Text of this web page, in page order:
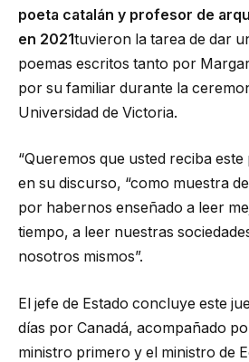
poeta catalán y profesor de
en 2021tuvieron la tarea de dar
poemas escritos tanto por
por su familiar durante la
Universidad de Victoria.
“Queremos que usted reciba este
en su discurso, “como muestra
por habernos enseñado a leer
tiempo, a leer nuestras
nosotros mismos”.
El jefe de Estado concluye este
días por Canadá, acompañado
ministro primero y el ministro de